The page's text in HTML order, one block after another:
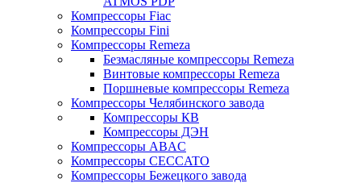
Компрессоры Fiac
Компрессоры Fini
Компрессоры Remeza
Безмасляные компрессоры Remeza
Винтовые компрессоры Remeza
Поршневые компрессоры Remeza
Компрессоры Челябинского завода
Компрессоры КВ
Компрессоры ДЭН
Компрессоры ABAC
Компрессоры CECCATO
Компрессоры Бежецкого завода